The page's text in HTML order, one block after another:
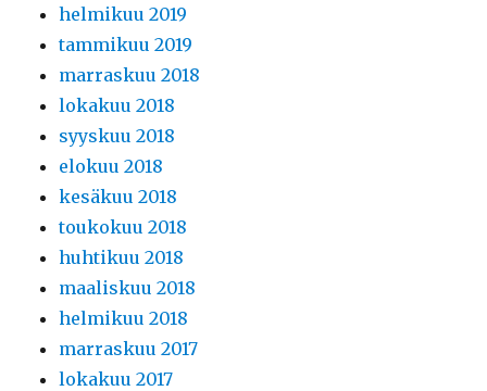
helmikuu 2019
tammikuu 2019
marraskuu 2018
lokakuu 2018
syyskuu 2018
elokuu 2018
kesäkuu 2018
toukokuu 2018
huhtikuu 2018
maaliskuu 2018
helmikuu 2018
marraskuu 2017
lokakuu 2017